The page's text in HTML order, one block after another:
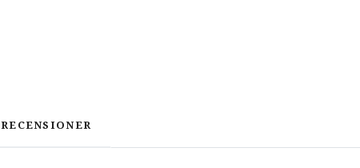
RECENSIONER